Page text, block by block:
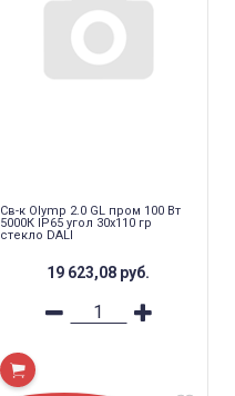
Св-к Olymp 2.0 GL пром 100 Вт
5000К IP65 угол 30x110 гр
стекло DALI
19 623,08 руб.